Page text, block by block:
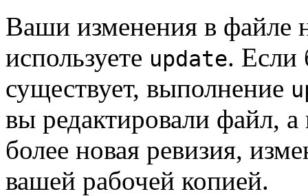
Ваши изменения в файле
используете update. Если
существует, выполнение
вы редактировали файл, а
более новая ревизия,
вашей рабочей копией.